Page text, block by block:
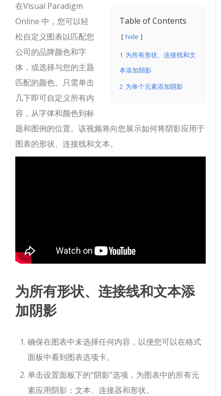
Table of Contents
hide
1 为所有形状、连接线和文
本添加阴影
2 为单个元素添加阴影
在Visual Paradigm
Online 中，您可以轻
松自定义图表以匹配您
公司的品牌颜色和字
体，或选择与您的主题
匹配的颜色。只需单击
几下即可自定义所有内
容，从字体和颜色到标
题和图例的位置。该视频将向您展示如何将阴影应用于
图表的形状、连接线和文本。
为所有形状、连接线和文本添
加阴影
确保在图表中未选择任何内容，以便您可以在格式
面板中看到图表选项卡。
单击设置面板下的“阴影”选项，为图表中的所有元
素应用阴影：文本、连接器和形状。